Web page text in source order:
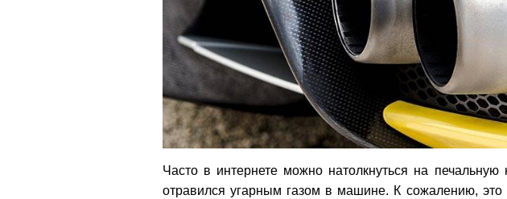
Часто в интернете можно натолкнуться на печальную
отравился угарным газом в машине. К сожалению, это